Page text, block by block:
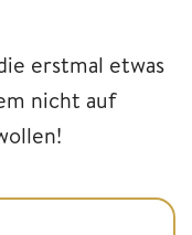
erstmal etwas
nicht auf